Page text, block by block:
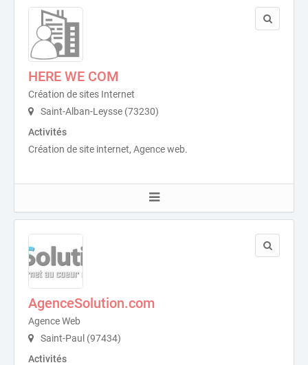
HERE WE COM
Création de sites Internet
Saint-Alban-Leysse (73230)
Activités
Création de site internet, Agence web.
AgenceSolution.com
Agence Web
Saint-Paul (97434)
Activités